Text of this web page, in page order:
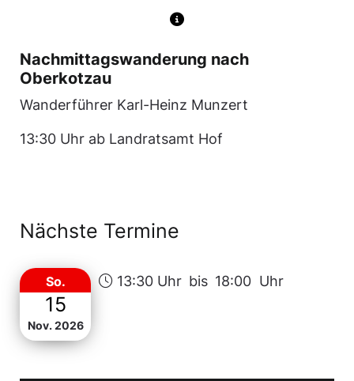
Nachmittagswanderung nach
Oberkotzau
Wanderführer Karl-Heinz Munzert
13:30 Uhr ab Landratsamt Hof
Nächste Termine
So.
15
Nov. 2026
13:30 Uhr bis 18:00 Uhr